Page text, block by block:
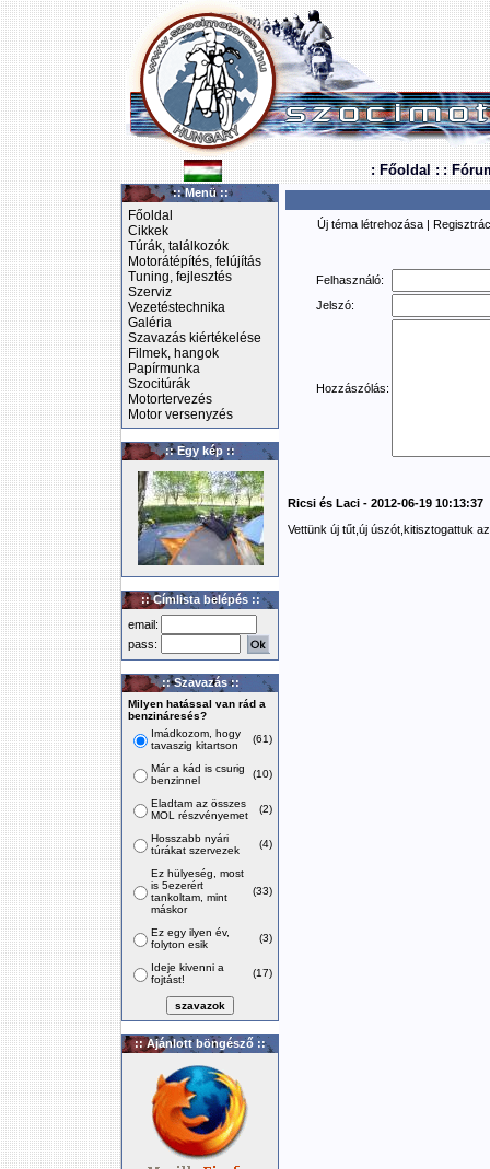
: Főoldal : :
:: Menü ::
Főoldal
Cikkek
Túrák, találkozók
Motorátépítés, felújítás
Tuning, fejlesztés
Szerviz
Vezetéstechnika
Galéria
Szavazás kiértékelése
Filmek, hangok
Papírmunka
Szocitúrák
Motortervezés
Motor versenyzés
:: Egy kép ::
:: Címlista belépés ::
email:
pass:
:: Szavazás ::
Milyen hatással van rád a
benzináresés?
Imádkozom, hogy
tavaszig kitartson
(61)
Már a kád is csurig
benzinnel
(10)
Eladtam az összes
MOL részvényemet
(2)
Hosszabb nyári
túrákat szervezek
(4)
Ez hülyeség, most
is 5ezerért
tankoltam, mint
máskor
(33)
Ez egy ilyen év,
folyton esik
(3)
Ideje kivenni a
fojtást!
(17)
:: Ajánlott böngésző ::
Új téma létrehozása |
Felhasználó:
Jelszó:
Hozzászólás:
Ricsi és Laci - 2012-06-19 10:13:37
Vettünk új tűt,új úszót,kitisztogattuk